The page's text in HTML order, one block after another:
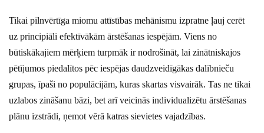
Tikai pilnvērtīga miomu attīstības mehānismu izpratne ļauj cerēt
uz principiāli efektīvākām ārstēšanas iespējām. Viens no
būtiskākajiem mērķiem turpmāk ir nodrošināt, lai zinātniskajos
pētījumos piedalītos pēc iespējas daudzveidīgākas dalībnieču
grupas, īpaši no populācijām, kuras skartas visvairāk. Tas ne tikai
uzlabos zināšanu bāzi, bet arī veicinās individualizētu ārstēšanas
plānu izstrādi, ņemot vērā katras sievietes vajadzības.